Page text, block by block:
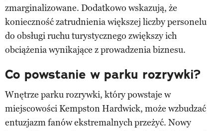
zmarginalizowane. Dodatkowo wskazują, że
konieczność zatrudnienia większej liczby personelu
do obsługi ruchu turystycznego zwiększy ich
obciążenia wynikające z prowadzenia biznesu.
Co powstanie w parku rozrywki?
Wnętrze parku rozrywki, który powstaje w
miejscowości Kempston Hardwick, może wzbudzać
entuzjazm fanów ekstremalnych przeżyć. Nowy